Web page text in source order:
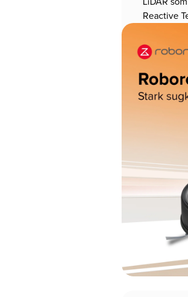
Reactive